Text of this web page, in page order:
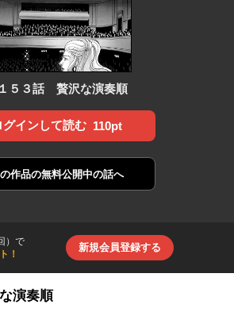
５３話 贅沢な演奏順
グインして読む 110pt
作品の無料公開中の話へ
）で
！
新規会員登録する
演奏順